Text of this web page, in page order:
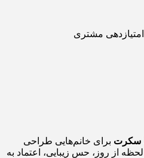
امتیازدهی مشتری
سکرت برای خانم‌هایی طراحی
از روز، حس زیبایی، اعتماد به